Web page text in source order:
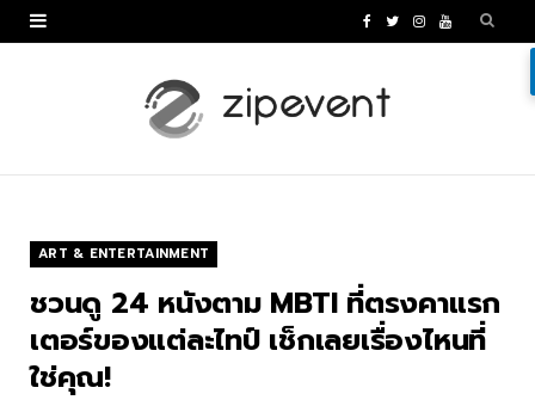
c
T I Y
ART & ENTERTAINMENT
ชวนดู 24 หนังตาม MBTI ที่ตรงคาแรก
เตอร์ของแต่ละไทป์ เช็กเลยเรื่องไหนที่
ใช่คุณ!